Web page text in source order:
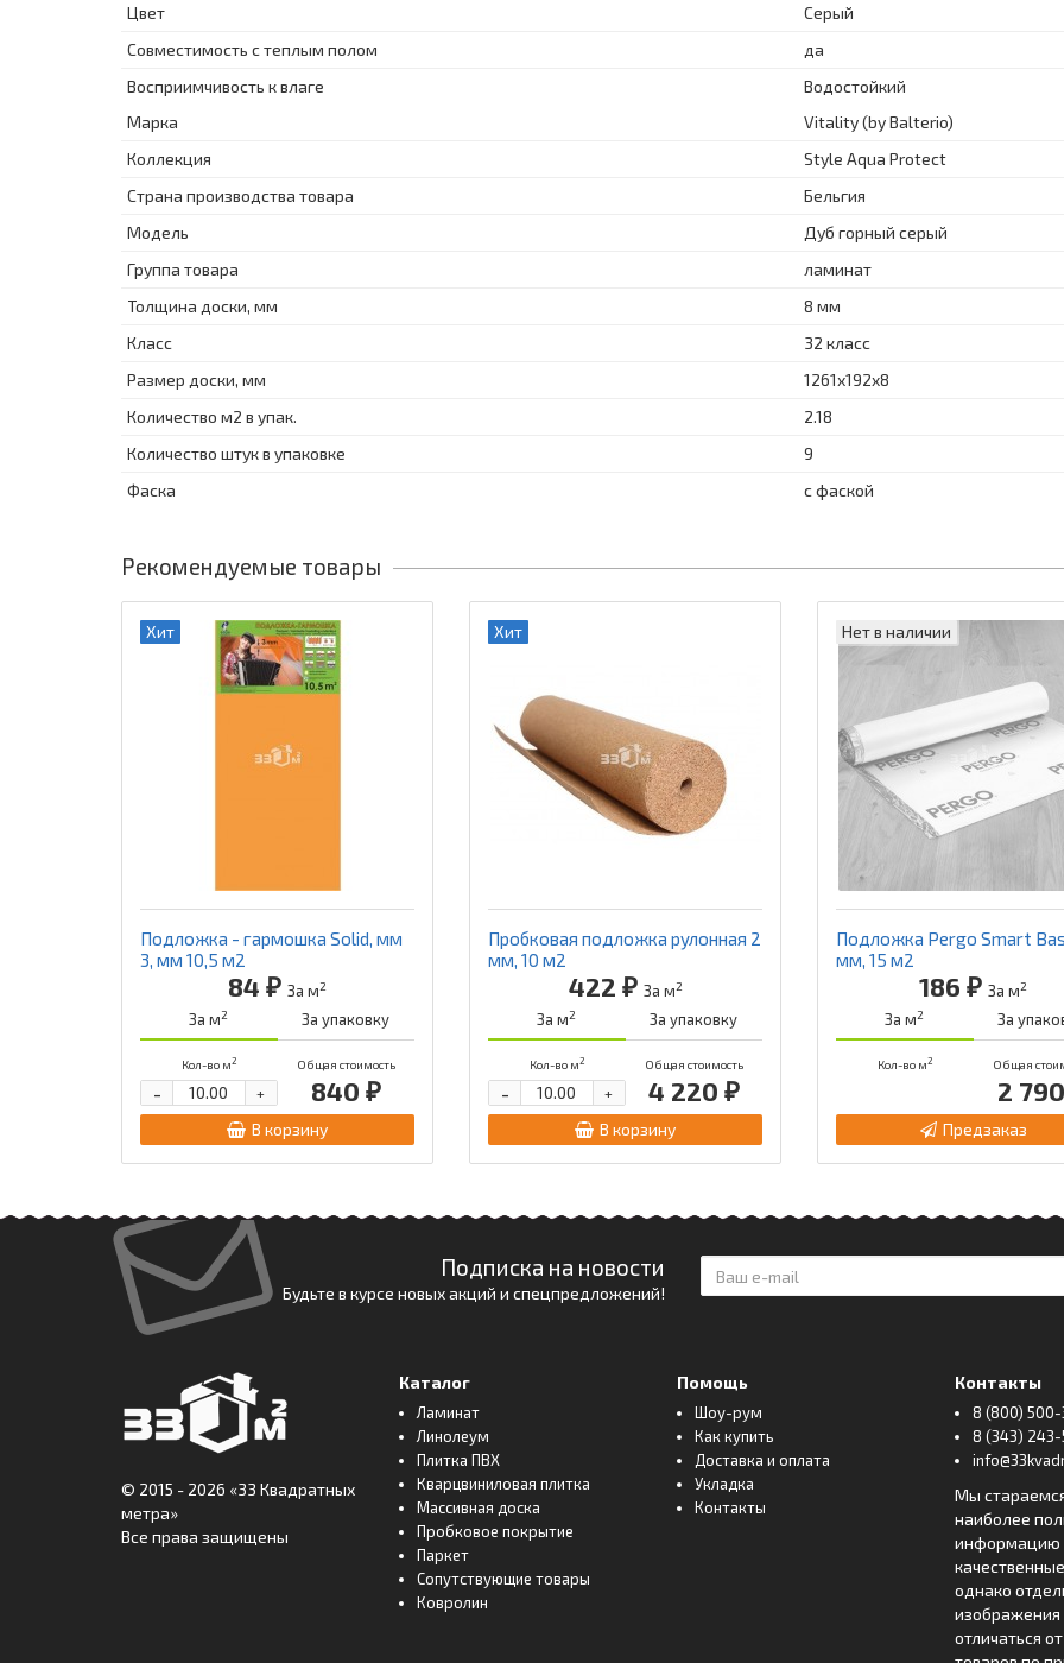
Цвет
Серый
Совместимость с теплым полом
да
Восприимчивость к влаге
Водостойкий
Марка
Vitality (by Balterio)
Коллекция
Style Aqua Protect
Страна производства товара
Бельгия
Модель
Дуб горный серый
Группа товара
ламинат
Толщина доски, мм
8 мм
Класс
32 класс
Размер доски, мм
1261х192x8
Количество м2 в упак.
2.18
Количество штук в упаковке
9
Фаска
с фаской
Рекомендуемые товары
Хит
Подложка - гармошка Solid, мм
3, мм 10,5 м2
84 ₽ За м2
За м2 За упаковку
Кол-во м2 Общая стоимость
840 ₽
+
-
В корзину
Хит
Пробковая подложка рулонная 2
мм, 10 м2
422 ₽ За м2
За м2 За упаковку
Кол-во м2 Общая стоимость
4 220 ₽
+
-
В корзину
Нет в наличии
Подложка Pergo Smart
мм, 15 м2
186 ₽ За м2
За м2 За
Кол-во м2 Общая
2
Предзаказ
Подписка на новости
Будьте в курсе новых акций и спецпредложений!
© 2015 - 2026 «33 Квадратных
метра»
Все права защищены
Каталог
Ламинат
Линолеум
Плитка ПВХ
Кварцвиниловая плитка
Массивная доска
Пробковое покрытие
Паркет
Сопутствующие товары
Ковролин
Помощь
Шоу-рум
Как купить
Доставка и оплата
Укладка
Контакты
Контакты
8 (800) 500-
8 (343)
Мы
наиболее
информацию
однако
изображения
отличаться